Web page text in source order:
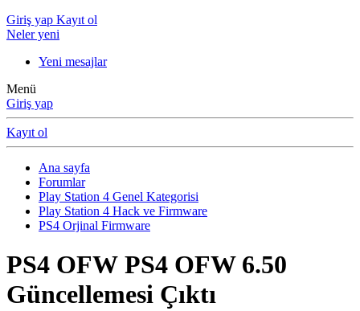
Giriş yap Kayıt ol
Neler yeni
Yeni mesajlar
Menü
Giriş yap
Kayıt ol
Ana sayfa
Forumlar
Play Station 4 Genel Kategorisi
Play Station 4 Hack ve Firmware
PS4 Orjinal Firmware
PS4 OFW PS4 OFW 6.50
Güncellemesi Çıktı